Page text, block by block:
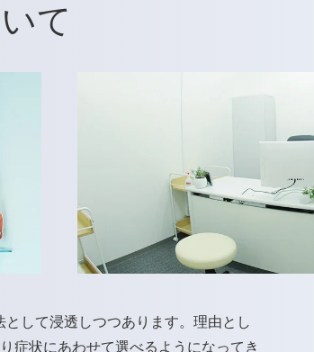
て
して浸透しつつあります。理由とし
症状にあわせて選べるようになってき